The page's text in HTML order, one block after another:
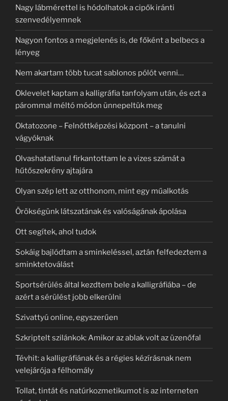
Nagy lábmérettel is hódolhatok a cipők iránti
szenvedélyemnek
Nagyon fontos a megjelenés is, de főként a belbecs a
lényeg
Nem akartam több tucat sablonos pólót venni…
Oklevelet kaptam a kalligráfia tanfolyam után, és ezt a
párommal méltó módon ünnepeltük meg
Oktatozone – Felnőttképzési központ – a tanulni
vágyóknak
Olvashatatlanul firkantottam le a vizes számát a
hűtőszekrény ajtajára
Olyan szép lett az otthonom, mint egy műalkotás
Örökségünk látszatának és valóságának ápolása
Ott segítek, ahol tudok
Sokáig bajlódtam a sminkeléssel, aztán felfedeztem a
sminktetoválást
Sportsérülés által kezdtem bele a kalligráfiába – de
azért a sérülést jobb elkerülni
Szivattyú online, egyszerűen
Szkriptelt szilánkok: Amikor az ablak volt az üzenőfal
Tévhit: a kalligráfiának és a régies kézírásnak nem
velejárója a félhomály
Tollat, tintát és natúrkozmetikumot is az interneten